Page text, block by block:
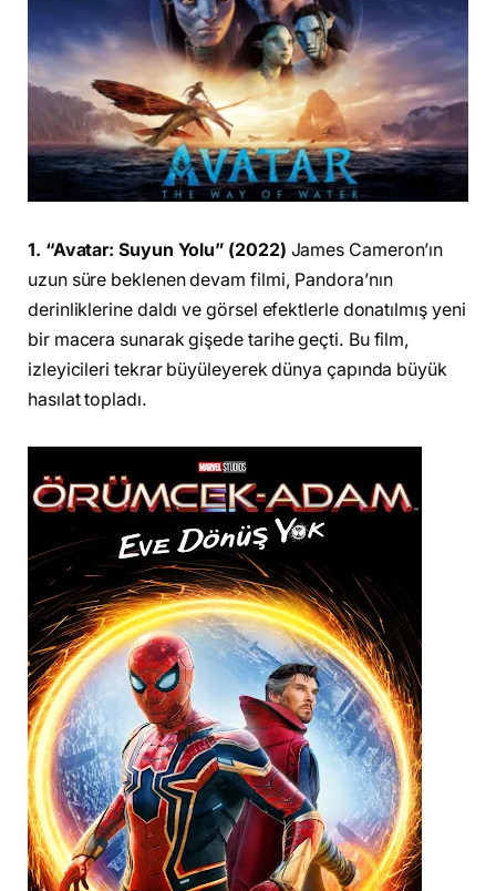
1. “Avatar: Suyun Yolu” (2022) James Cameron’ın
uzun süre beklenen devam filmi, Pandora’nın
derinliklerine daldı ve görsel efektlerle donatılmış yeni
bir macera sunarak gişede tarihe geçti. Bu film,
izleyicileri tekrar büyüleyerek dünya çapında büyük
hasılat topladı.